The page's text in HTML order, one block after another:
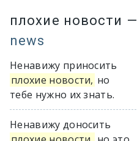
плохие новости —
news
Ненавижу приносить
плохие новости, но
тебе нужно их знать.
Ненавижу доносить